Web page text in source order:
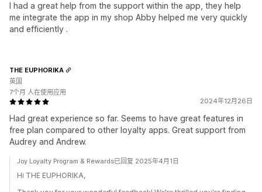
I had a great help from the support within the app, they help
me integrate the app in my shop Abby helped me very quickly
and efficiently .
2024年12月26日
Had great experience so far. Seems to have great features in
free plan compared to other loyalty apps. Great support from
Audrey and Andrew.
THE EUPHORIKA
英国
7个月 人在使用应用
Joy Loyalty Program & Rewards已回复 2025年4月1日
Hi THE EUPHORIKA,